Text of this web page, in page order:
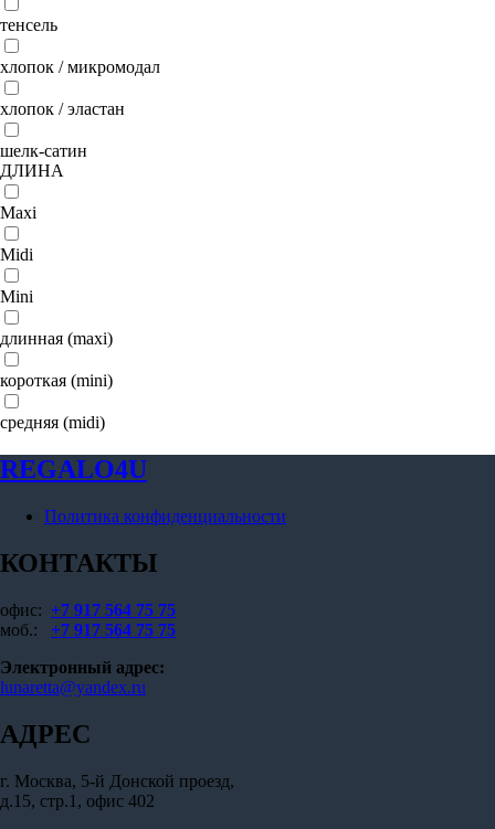
тенсель
хлопок / микромодал
хлопок / эластан
шелк-сатин
ДЛИНА
Maxi
Midi
Mini
длинная (maxi)
короткая (mini)
средняя (midi)
REGALO4U
Политика конфиденциальности
КОНТАКТЫ
офис: +7 917 564 75 75
моб.: +7 917 564 75 75
Электронный адрес:
lunaretta@yandex.ru
АДРЕС
г. Москва, 5-й Донской проезд,
д.15, стр.1, офис 402